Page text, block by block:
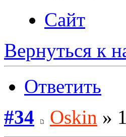
Сайт
Вернуться к
Ответить
#34
Oskin »